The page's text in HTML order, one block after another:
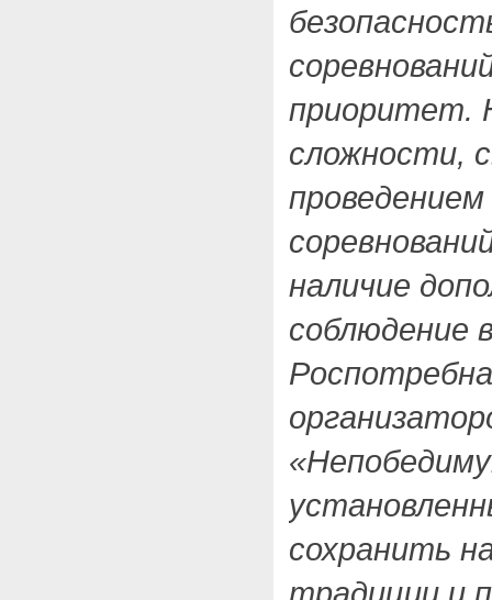
приоритет.
сложности,
наличие
соблюдение
сохранить